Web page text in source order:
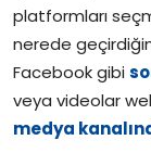
platformları
nerede
Facebook gibi
veya videolar
medya